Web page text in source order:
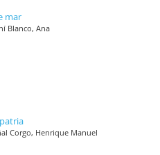
mar
Blanco, Ana
Corgo, Henrique Manuel